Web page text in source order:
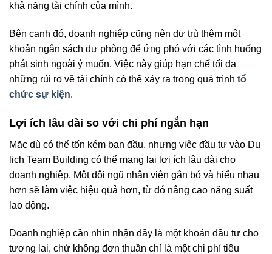
khả năng tài chính của mình.
Bên cạnh đó, doanh nghiệp cũng nên dự trù thêm một
khoản ngân sách dự phòng để ứng phó với các tình huống
phát sinh ngoài ý muốn. Việc này giúp hạn chế tối đa
những rủi ro về tài chính có thể xảy ra trong quá trình tổ
chức sự kiện.
Lợi ích lâu dài so với chi phí ngắn hạn
Mặc dù có thể tốn kém ban đầu, nhưng việc đầu tư vào Du
lịch Team Building có thể mang lại lợi ích lâu dài cho
doanh nghiệp. Một đội ngũ nhân viên gắn bó và hiểu nhau
hơn sẽ làm việc hiệu quả hơn, từ đó nâng cao năng suất
lao động.
Doanh nghiệp cần nhìn nhận đây là một khoản đầu tư cho
tương lai, chứ không đơn thuần chỉ là một chi phí tiêu